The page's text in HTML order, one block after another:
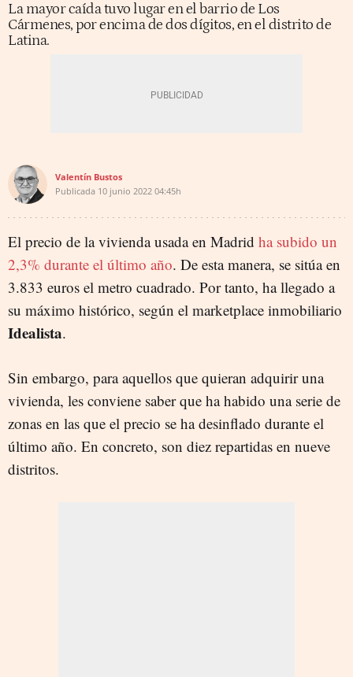
La mayor caída tuvo lugar en el barrio de Los
Cármenes, por encima de dos dígitos, en el distrito de
Latina.
Valentín Bustos
Publicada 10 junio 2022 04:45h
El precio de la vivienda usada en Madrid ha subido un
2,3% durante el último año. De esta manera, se sitúa en
3.833 euros el metro cuadrado. Por tanto, ha llegado a
su máximo histórico, según el marketplace inmobiliario
Idealista.
Sin embargo, para aquellos que quieran adquirir una
vivienda, les conviene saber que ha habido una serie de
zonas en las que el precio se ha desinflado durante el
último año. En concreto, son diez repartidas en nueve
distritos.